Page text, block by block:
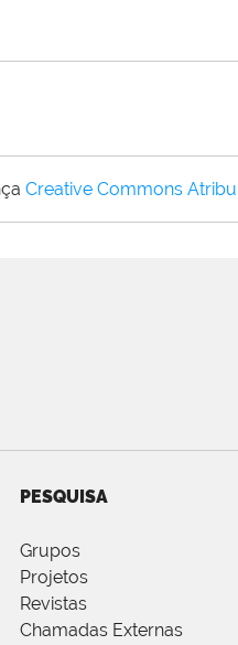
Creative Commons
PESQUISA
Grupos
Projetos
Revistas
Chamadas Externas